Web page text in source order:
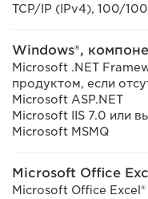
TCP/IP (IPv4), 100/
Windows®,
Microsoft .NET
продуктом, если
Microsoft ASP.NET
Microsoft IIS 7.0 или
Microsoft MSMQ
Microsoft Office
Microsoft Office Excel®